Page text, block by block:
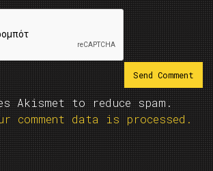
Akismet to reduce spam.
comment data is processed.